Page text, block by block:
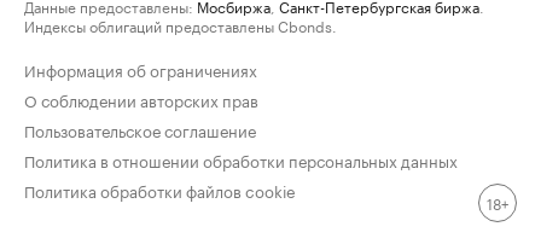
Данные предоставлены: Мосбиржа Санкт-Петербургская биржа
Индексы облигаций предоставлены Cbonds.
Информация об ограничениях
О соблюдении авторских прав
Пользовательское соглашение
Политика в отношении обработки персональных данных
Политика обработки файлов cookie
18+